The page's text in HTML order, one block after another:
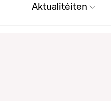
Aktualitéiten